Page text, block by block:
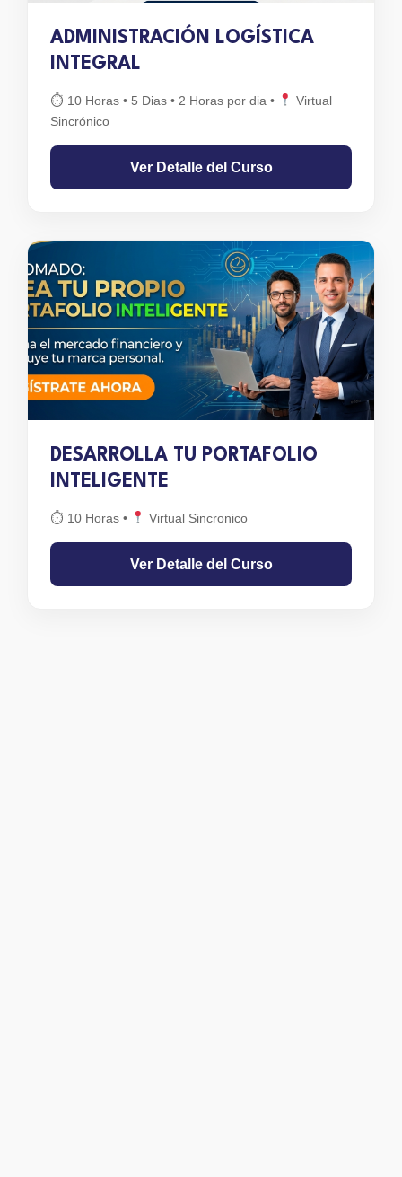
ADMINISTRACIÓN LOGÍSTICA
INTEGRAL
⏱ 10 Horas • 5 Dias • 2 Horas por dia •
Virtual
Sincrónico
Ver Detalle del Curso
DESARROLLA TU PORTAFOLIO
INTELIGENTE
⏱ 10 Horas • Virtual Sincronico
Ver Detalle del Curso